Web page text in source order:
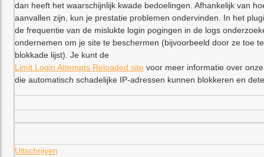
dan heeft het waarschijnlijk kwade bedoelingen. Afhankelijk van
aanvallen zijn, kun je prestatie problemen ondervinden. In het
de frequentie van de mislukte login pogingen in de logs
ondernemen om je site te beschermen (bijvoorbeeld door ze toe
blokkade lijst). Je kunt de
Limit Login Attempts Reloaded site voor meer informatie over
die automatisch schadelijke IP-adressen kunnen blokkeren en
Uitschrijven